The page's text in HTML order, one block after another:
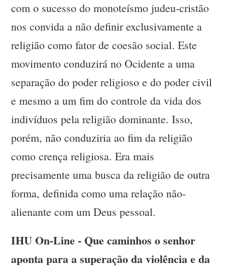
com o sucesso do monoteísmo judeu-cristão
nos convida a não definir exclusivamente a
religião como fator de coesão social. Este
movimento conduzirá no Ocidente a uma
separação do poder religioso e do poder civil
e mesmo a um fim do controle da vida dos
indivíduos pela religião dominante. Isso,
porém, não conduziria ao fim da religião
como crença religiosa. Era mais
precisamente uma busca da religião de outra
forma, definida como uma relação não-
alienante com um Deus pessoal.
IHU On-Line - Que caminhos o senhor
aponta para a superação da violência e da